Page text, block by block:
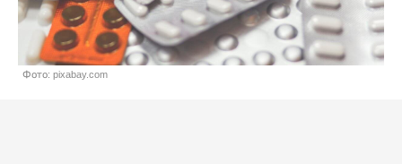
Фото: pixabay.com